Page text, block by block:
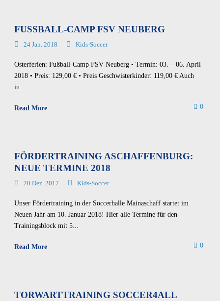
FUSSBALL-CAMP FSV NEUBERG
24 Jan. 2018 Kids-Soccer
Osterferien: Fußball-Camp FSV Neuberg • Termin: 03. – 06. April
2018 • Preis: 129,00 € • Preis Geschwisterkinder: 119,00 € Auch
in...
Read More 0
FÖRDERTRAINING ASCHAFFENBURG:
NEUE TERMINE 2018
20 Dez. 2017 Kids-Soccer
Unser Fördertraining in der Soccerhalle Mainaschaff startet im
Neuen Jahr am 10. Januar 2018! Hier alle Termine für den
Trainingsblock mit 5...
Read More 0
TORWARTTRAINING SOCCER4ALL